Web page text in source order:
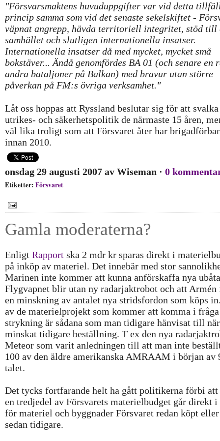
"Försvarsmaktens huvuduppgifter var vid detta
princip samma som vid det senaste sekelskiftet -
väpnat angrepp, hävda territoriell integritet, stöd
samhället och slutligen internationella insatser.
Internationella insatser då med mycket, mycket små
bokstäver... Ändå genomfördes BA 01 (och senare en
andra bataljoner på Balkan) med bravur utan större
påverkan på FM:s övriga verksamhet."
Låt oss hoppas att Ryssland beslutar sig för att
utrikes- och säkerhetspolitik de närmaste 15 åren,
väl lika troligt som att Försvaret åter har
innan 2010.
onsdag 29 augusti 2007 av Wiseman · 0
Etiketter: Försvaret
Gamla moderaterna?
Enligt Rapport ska 2 mdr kr sparas direkt i
på inköp av materiel. Det innebär med stor
Marinen inte kommer att kunna anförskaffa nya
Flygvapnet blir utan ny radarjaktrobot och att Armén
en minskning av antalet nya stridsfordon som köps
av de materielprojekt som kommer att komma i
strykning är sådana som man tidigare hänvisat till
minskat tidigare beställning. T ex den nya
Meteor som varit anledningen till att man inte
100 av den äldre amerikanska AMRAAM i början av
talet.
Det tycks fortfarande helt ha gått politikerna förbi att
en tredjedel av Försvarets materielbudget går direkt
för materiel och byggnader Försvaret redan köpt
sedan tidigare.